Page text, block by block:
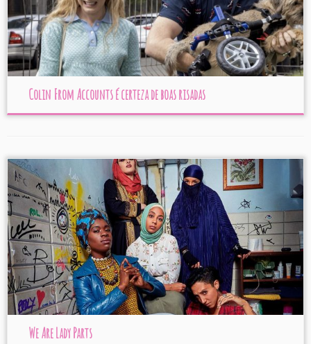
Colin From Accounts é certeza de boas risadas
We Are Lady Parts